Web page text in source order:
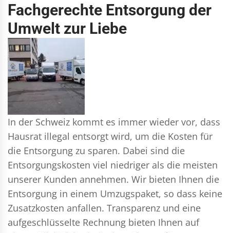
Fachgerechte Entsorgung der
Umwelt zur Liebe
In der Schweiz kommt es immer wieder vor, dass
Hausrat illegal entsorgt wird, um die Kosten für
die Entsorgung zu sparen. Dabei sind die
Entsorgungskosten viel niedriger als die meisten
unserer Kunden annehmen. Wir bieten Ihnen die
Entsorgung in einem Umzugspaket, so dass keine
Zusatzkosten anfallen. Transparenz und eine
aufgeschlüsselte Rechnung bieten Ihnen auf